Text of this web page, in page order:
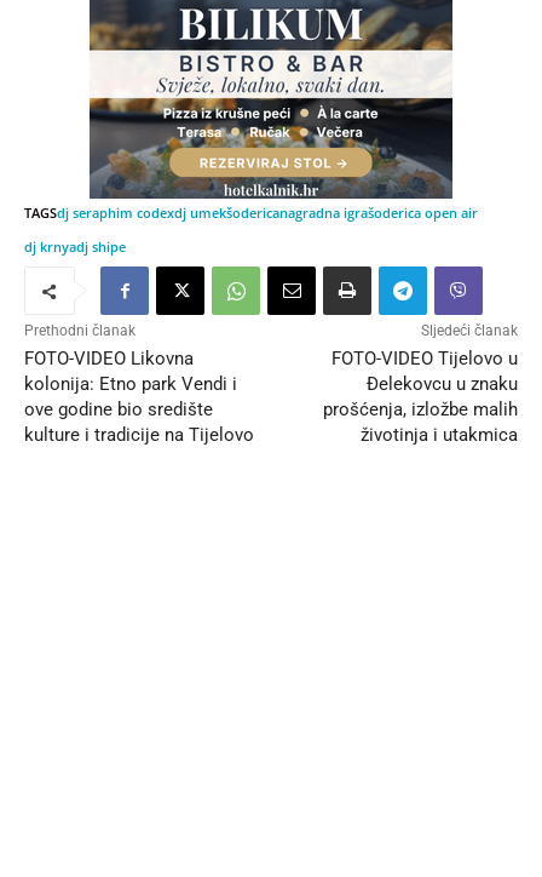
TAGSdj seraphim codexdj umekšodericanagradna igrašoderica open air
dj krnyadj shipe
Prethodni članak
FOTO-VIDEO Likovna
kolonija: Etno park Vendi i
ove godine bio središte
kulture i tradicije na Tijelovo
Sljedeći članak
FOTO-VIDEO Tijelovo u
Đelekovcu u znaku
prošćenja, izložbe malih
životinja i utakmica